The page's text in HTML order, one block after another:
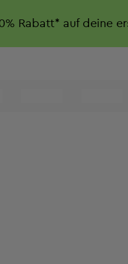
Rabatt* auf deine